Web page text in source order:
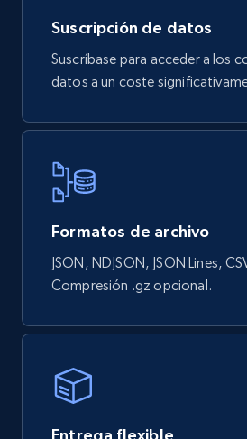
4.3K+
URL, Place id, Place name,
Review id, Reviewer name,
and more.
Business
Instagram - Reels
URL, User posted, Description,
Suscripción de datos
Suscríbase para acceder a los
datos a un coste
Formatos de archivo
JSON, NDJSON, JSON Lines,
Compresión .gz opcional.